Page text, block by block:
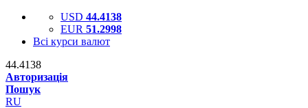
USD 44.4138
EUR 51.2998
Всі курси валют
44.4138
Авторизація
Пошук
RU